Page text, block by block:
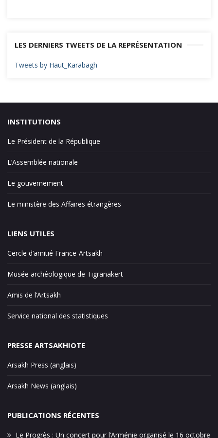
LES DERNIERS TWEETS DE LA REPRÉSENTATION
Tweets by Haut_Karabagh
INSTITUTIONS
Le Président de la République
L’Assemblée nationale
Le gouvernement
Le ministère des Affaires étrangères
LIENS UTILES
Cercle d’amitié France-Artsakh
Musée archéologique de Tigranakert
Amis de l’Artsakh
Service national des statistiques
PRESSE ARTSAKHIOTE
Arsakh Press (anglais)
Arsakh News (anglais)
PUBLICATIONS RÉCENTES
Le Progrès : Un concert pour l’Arménie organisé le 16 octobre